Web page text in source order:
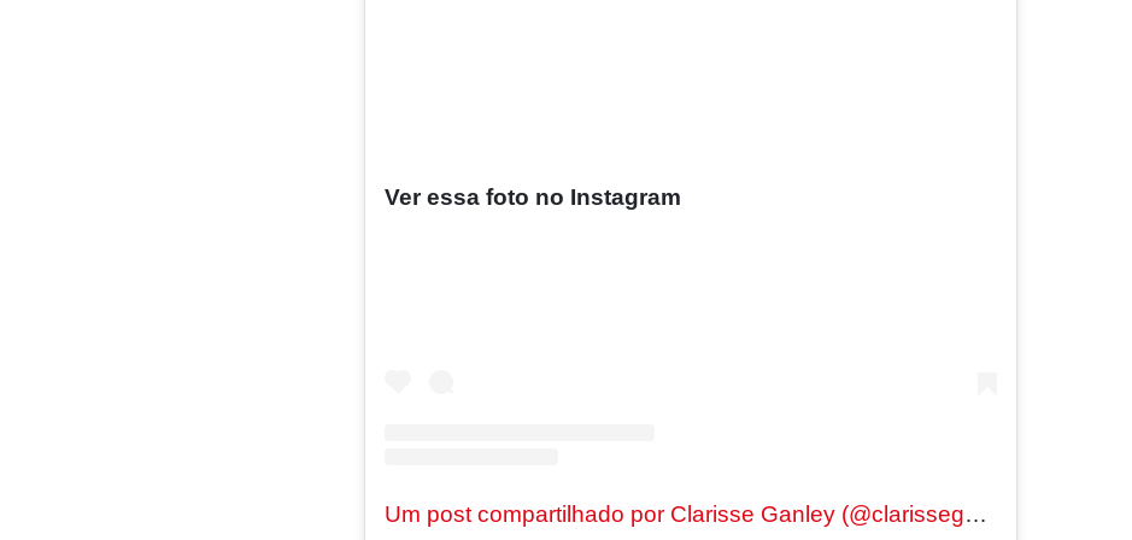
Ver essa foto no Instagram
Um post compartilhado por Clarisse Ganley (@clarisseganley)